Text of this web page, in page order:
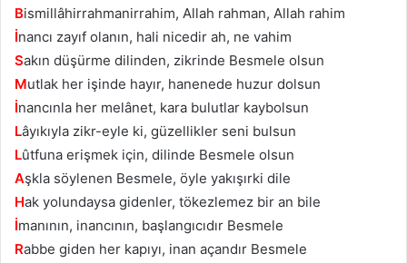
Bismillâhirrahmanirrahim, Allah rahman, Allah rahim
İnancı zayıf olanın, hali nicedir ah, ne vahim
Sakın düşürme dilinden, zikrinde Besmele olsun
Mutlak her işinde hayır, hanenede huzur dolsun
İnancınla her melânet, kara bulutlar kaybolsun
Lâyıkıyla zikr-eyle ki, güzellikler seni bulsun
Lûtfuna erişmek için, dilinde Besmele olsun
Aşkla söylenen Besmele, öyle yakışırki dile
Hak yolundaysa gidenler, tökezlemez bir an bile
İmanının, inancının, başlangıcıdır Besmele
Rabbe giden her kapıyı, inan açandır Besmele